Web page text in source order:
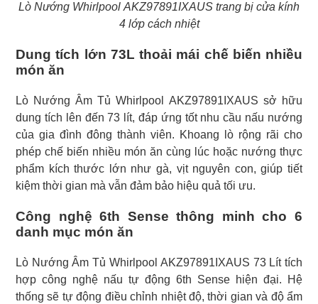
Lò Nướng Whirlpool AKZ97891IXAUS trang bị cửa kính
4 lớp cách nhiệt
Dung tích lớn 73L thoải mái chế biến nhiều
món ăn
Lò Nướng Âm Tủ Whirlpool AKZ97891IXAUS sở hữu
dung tích lên đến 73 lít, đáp ứng tốt nhu cầu nấu nướng
của gia đình đông thành viên. Khoang lò rộng rãi cho
phép chế biến nhiều món ăn cùng lúc hoặc nướng thực
phẩm kích thước lớn như gà, vịt nguyên con, giúp tiết
kiệm thời gian mà vẫn đảm bảo hiệu quả tối ưu.
Công nghệ 6th Sense thông minh cho 6
danh mục món ăn
Lò Nướng Âm Tủ Whirlpool AKZ97891IXAUS 73 Lít tích
hợp công nghệ nấu tự động 6th Sense hiện đại. Hệ
thống sẽ tự động điều chỉnh nhiệt độ, thời gian và độ ẩm